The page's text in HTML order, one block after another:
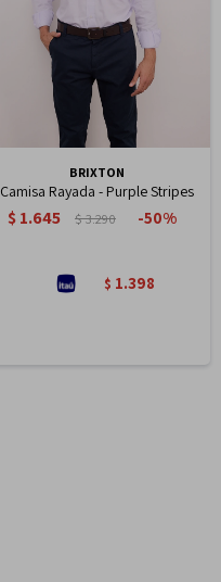
BRIXTON
Camisa Rayada - Purple Stripes
$ 1.645 $3.290 50
$ 1.398